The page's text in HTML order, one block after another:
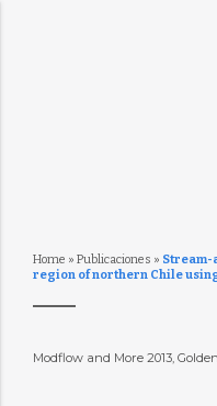
Home » Publicaciones »
region of northern Chile
Modflow and More 2013,